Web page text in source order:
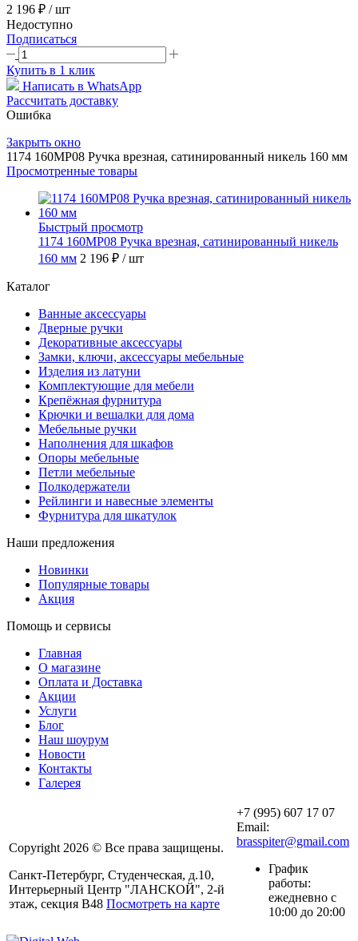
2 196 ₽ / шт
Недоступно
Подписаться
Купить в 1 клик
Написать в WhatsApp
Рассчитать доставку
Ошибка
Закрыть окно
1174 160MP08 Ручка врезная, сатинированный никель 160 мм
Просмотренные товары
Быстрый просмотр
1174 160MP08 Ручка врезная, сатинированный никель
160 мм 2 196 ₽ / шт
Каталог
Ванные аксессуары
Дверные ручки
Декоративные аксессуары
Замки, ключи, аксессуары мебельные
Изделия из латуни
Комплектующие для мебели
Крепёжная фурнитура
Крючки и вешалки для дома
Мебельные ручки
Наполнения для шкафов
Опоры мебельные
Петли мебельные
Полкодержатели
Рейлинги и навесные элементы
Фурнитура для шкатулок
Наши предложения
Новинки
Популярные товары
Акция
Помощь и сервисы
Главная
О магазине
Оплата и Доставка
Акции
Услуги
Блог
Наш шоурум
Новости
Контакты
Галерея
Copyright 2026 © Все права защищены.
Санкт-Петербург, Студенческая, д.10,
Интерьерный Центр "ЛАНСКОЙ", 2-й
этаж, секция В48 Посмотреть на карте
+7 (995) 607 17 07
Email:
brasspiter@gmail.com
График
работы:
ежедневно с
10:00 до 20:00